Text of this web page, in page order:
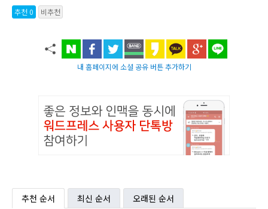
추천 0
비추천
내 홈페이지에 소셜 공유 버튼 추가하기
추천 순서 최신 순서 오래된 순서